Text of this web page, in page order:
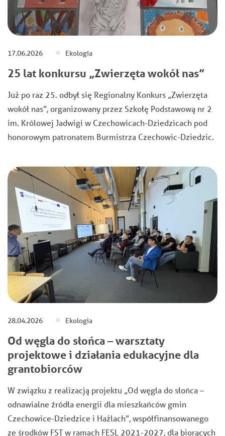
17.06.2026 Ekologia
25 lat konkursu „Zwierzęta wokół nas”
Już po raz 25. odbył się Regionalny Konkurs „Zwierzęta
wokół nas”, organizowany przez Szkołę Podstawową nr 2
im. Królowej Jadwigi w Czechowicach-Dziedzicach pod
honorowym patronatem Burmistrza Czechowic-Dziedzic.
28.04.2026 Ekologia
Od węgla do słońca – warsztaty
projektowe i działania edukacyjne dla
grantobiorców
W związku z realizacją projektu „Od węgla do słońca –
odnawialne źródła energii dla mieszkańców gmin
Czechowice-Dziedzice i Hażlach”, współfinansowanego
ze środków FST w ramach FESL 2021-2027, dla biorących